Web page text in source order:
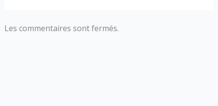
Les commentaires sont fermés.